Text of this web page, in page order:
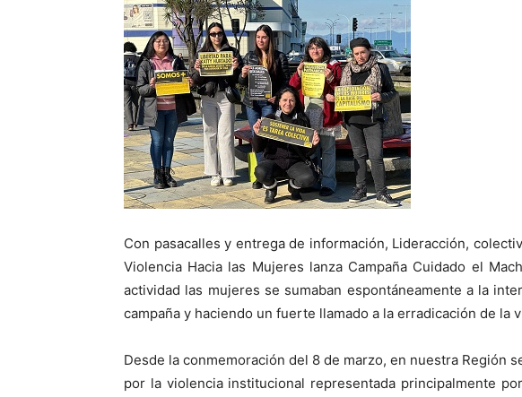
Con pasacalles y entrega de información, Lideracción,
Violencia Hacia las Mujeres lanza Campaña Cuidado el
actividad las mujeres se sumaban espontáneamente a la
campaña y haciendo un fuerte llamado a la erradicación de la
Desde la conmemoración del 8 de marzo, en nuestra Región
por la violencia institucional representada principalmente